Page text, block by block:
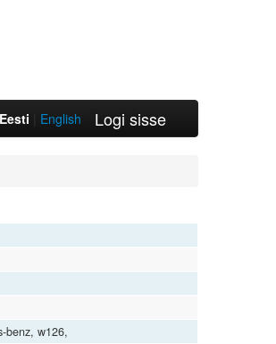
Logi sisse
Eesti English
benz, w126,